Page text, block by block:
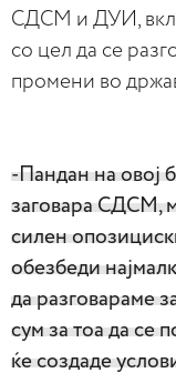
СДСМ и ДУИ,
со цел да се
промени во
-Пандан на овој
заговара СДСМ,
силен
обезбеди
да разговараме
сум за тоа да се
ќе создаде